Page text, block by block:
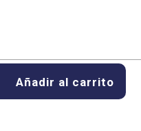
Añadir al carrito